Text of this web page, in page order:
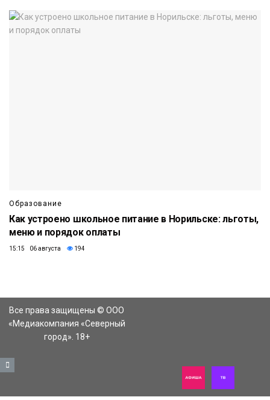
Образование
Как устроено школьное питание в Норильске: льготы,
меню и порядок оплаты
15:15 06 августа 194
Все права защищены © ООО
«Медиакомпания «Северный
город». 18+